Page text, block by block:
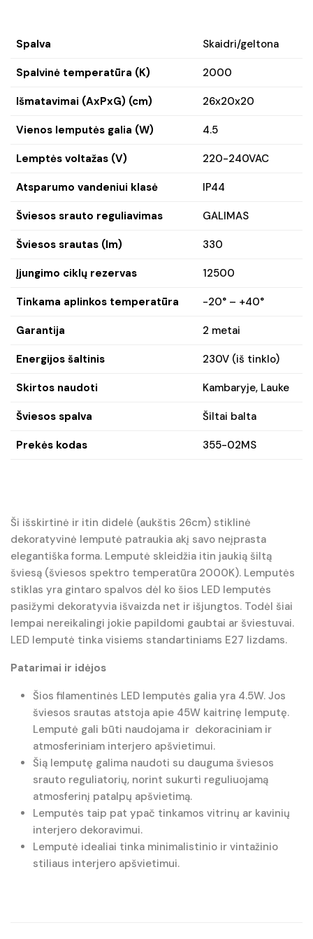
Spalva Skaidri/geltona
Spalvinė temperatūra (K) 2000
Išmatavimai (AxPxG) (cm) 26x20x20
Vienos lemputės galia (W) 4.5
Lemptės voltažas (V) 220-240VAC
Atsparumo vandeniui klasė IP44
Šviesos srauto reguliavimas GALIMAS
Šviesos srautas (lm) 330
Įjungimo ciklų rezervas 12500
Tinkama aplinkos temperatūra -20° – +40°
Garantija 2 metai
Energijos šaltinis 230V (iš tinklo)
Skirtos naudoti Kambaryje, Lauke
Šviesos spalva Šiltai balta
Prekės kodas 355-02MS
Ši išskirtinė ir itin didelė (aukštis 26cm) stiklinė
dekoratyvinė lemputė patraukia akį savo neįprasta
elegantiška forma. Lemputė skleidžia itin jaukią šiltą
šviesą (šviesos spektro temperatūra 2000K). Lemputės
stiklas yra gintaro spalvos dėl ko šios LED lemputės
pasižymi dekoratyvia išvaizda net ir išjungtos. Todėl šiai
lempai nereikalingi jokie papildomi gaubtai ar šviestuvai.
LED lemputė tinka visiems standartiniams E27 lizdams.
Patarimai ir idėjos
Šios filamentinės LED lemputės galia yra 4.5W. Jos
šviesos srautas atstoja apie 45W kaitrinę lemputę.
Lemputė gali būti naudojama ir dekoraciniam ir
atmosferiniam interjero apšvietimui.
Šią lemputę galima naudoti su dauguma šviesos
srauto reguliatorių, norint sukurti reguliuojamą
atmosferinį patalpų apšvietimą.
Lemputės taip pat ypač tinkamos vitrinų ar kavinių
interjero dekoravimui.
Lemputė idealiai tinka minimalistinio ir vintažinio
stiliaus interjero apšvietimui.